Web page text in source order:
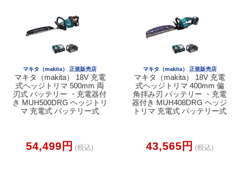
マキタ（makita） 正規販売店
マキタ（makita） 18V 充電
式ヘッジトリマ 500mm 両
刃式 バッテリー ・充電器付
き MUH500DRG ヘッジトリ
マ 充電式 バッテリー式
54,499円 (税込)
マキタ（makita） 正規販売店
マキタ（makita） 18V 充電
式ヘッジトリマ 400mm 偏
角拝み刃 バッテリー ・充電
器付き MUH408DRG ヘッジ
トリマ 充電式 バッテリー式
43,565円 (税込)